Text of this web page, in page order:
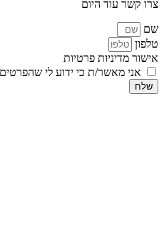
צרו קשר עוד היום
שם
טלפון
אישור מדיניות פרטיות
אני מאשר/ת כי ידוע לי שהפרטים שמסרתי
שלח